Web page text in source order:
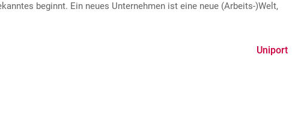
beginnt. Ein neues Unternehmen ist eine neue (Arbeits-)Welt,
Uniport